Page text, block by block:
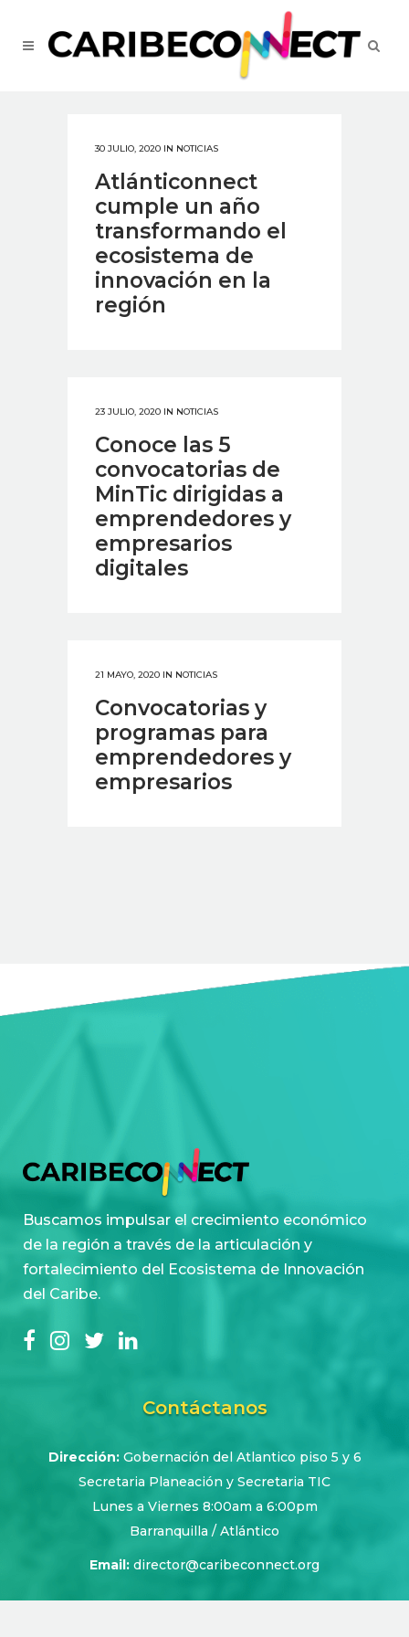
30 JULIO, 2020 IN NOTICIAS
Atlánticonnect
cumple un año
transformando el
ecosistema de
innovación en la
región
23 JULIO, 2020 IN NOTICIAS
Conoce las 5
convocatorias de
MinTic dirigidas a
emprendedores y
empresarios
digitales
21 MAYO, 2020 IN NOTICIAS
Convocatorias y
programas para
emprendedores y
empresarios
Buscamos impulsar el crecimiento económico
de la región a través de la articulación y
fortalecimiento del Ecosistema de Innovación
del Caribe.
Contáctanos
Dirección:Gobernación del Atlantico piso 5 y 6
Secretaria Planeación y Secretaria TIC
Lunes a Viernes 8:00am a 6:00pm
Barranquilla / Atlántico
Email: director@caribeconnect.org